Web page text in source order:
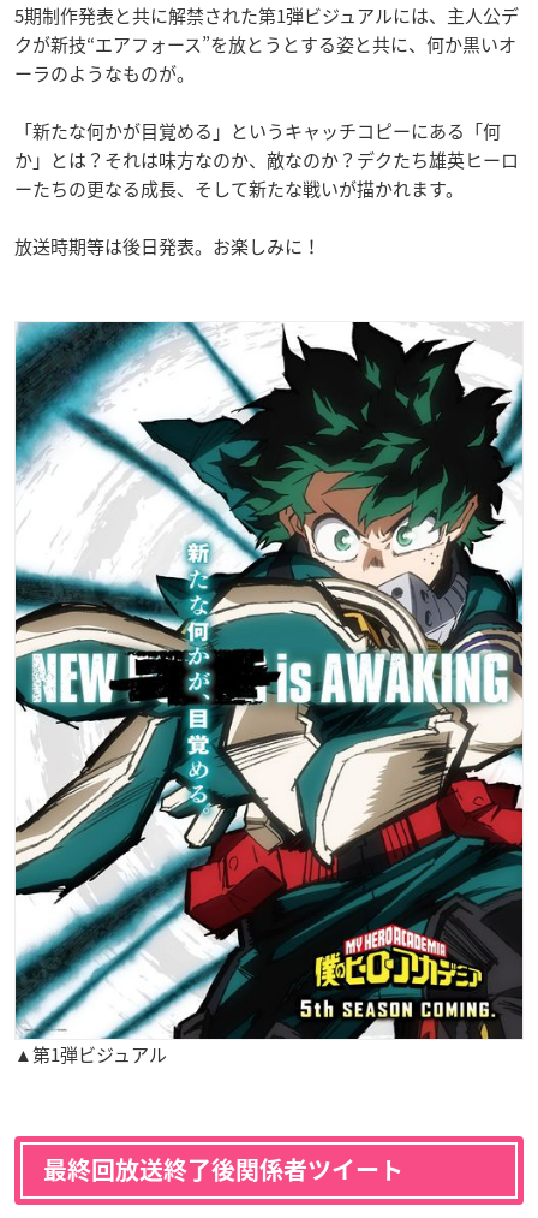
5期制作発表と共に解禁された第1弾ビジュアルには、主人公デ
クが新技“エアフォース”を放とうとする姿と共に、何か黒いオ
ーラのようなものが。
「新たな何かが目覚める」というキャッチコピーにある「何
か」とは？それは味方なのか、敵なのか？デクたち雄英ヒーロ
ーたちの更なる成長、そして新たな戦いが描かれます。
放送時期等は後日発表。お楽しみに！
▲第1弾ビジュアル
最終回放送終了後関係者ツイート